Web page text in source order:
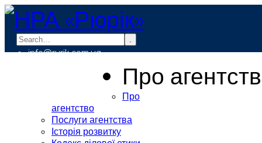
.
info@rurik.com.ua
Про
Про
агентство
Послуги агентства
Історія розвитку